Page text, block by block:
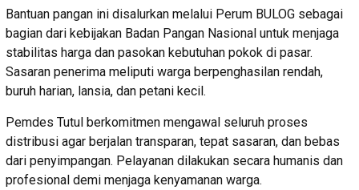
Bantuan pangan ini disalurkan melalui Perum BULOG sebagai
bagian dari kebijakan Badan Pangan Nasional untuk menjaga
stabilitas harga dan pasokan kebutuhan pokok di pasar.
Sasaran penerima meliputi warga berpenghasilan rendah,
buruh harian, lansia, dan petani kecil.
Pemdes Tutul berkomitmen mengawal seluruh proses
distribusi agar berjalan transparan, tepat sasaran, dan bebas
dari penyimpangan. Pelayanan dilakukan secara humanis dan
profesional demi menjaga kenyamanan warga.